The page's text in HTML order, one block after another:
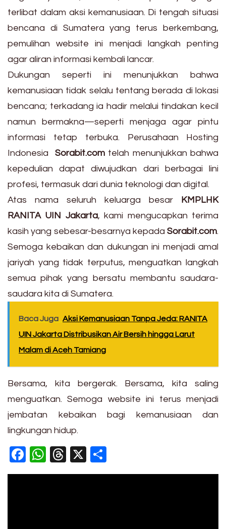
terlibat dalam aksi kemanusiaan. Di tengah situasi
bencana di Sumatera yang terus berkembang,
pemulihan website ini menjadi langkah penting
agar aliran informasi kembali lancar.
Dukungan seperti ini menunjukkan bahwa
kemanusiaan tidak selalu tentang berada di lokasi
bencana; terkadang ia hadir melalui tindakan kecil
namun bermakna—seperti menjaga agar pintu
informasi tetap terbuka. Perusahaan Hosting
Indonesia Sorabit.comtelah menunjukkan bahwa
kepedulian dapat diwujudkan dari berbagai lini
profesi, termasuk dari dunia teknologi dan digital.
Atas nama seluruh keluarga besar
KMPLHK
RANITA UIN Jakarta, kami mengucapkan terima
kasih yang sebesar-besarnya kepada Sorabit.com.
Semoga kebaikan dan dukungan ini menjadi amal
jariyah yang tidak terputus, menguatkan langkah
semua pihak yang bersatu membantu saudara-
saudara kita di Sumatera.
Baca Juga Aksi Kemanusiaan Tanpa Jeda: RANITA
UIN Jakarta Distribusikan Air Bersih hingga Larut
Malam di Aceh Tamiang
Bersama, kita bergerak. Bersama, kita saling
menguatkan. Semoga website ini terus menjadi
jembatan kebaikan bagi kemanusiaan dan
lingkungan hidup.
Facebook
WhatsApp
Threads
X